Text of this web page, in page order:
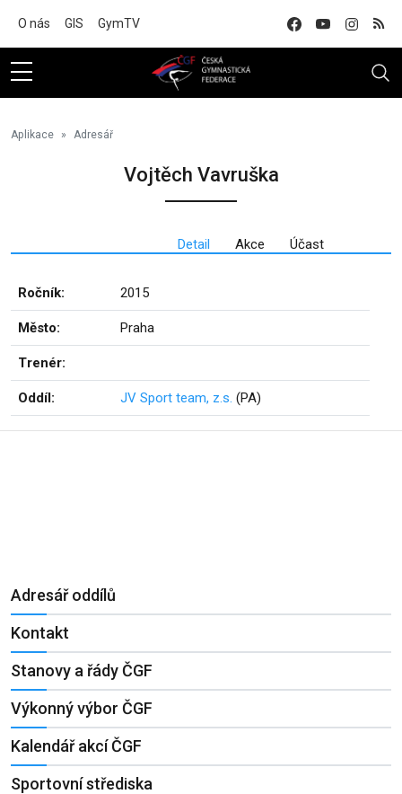
O nás GIS GymTV
Aplikace Adresář
Vojtěch Vavruška
Detail Akce Účast
Ročník: 2015
Město: Praha
Trenér:
Oddíl: JV Sport team, z.s. (PA)
Adresář oddílů
Kontakt
Stanovy a řády ČGF
Výkonný výbor ČGF
Kalendář akcí ČGF
Sportovní střediska